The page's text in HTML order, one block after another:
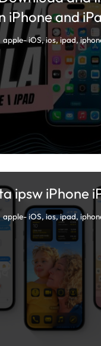
iPhone and
apple- iOS,ios,ipad,
ipsw iPhone
apple- iOS, ios,ipad,